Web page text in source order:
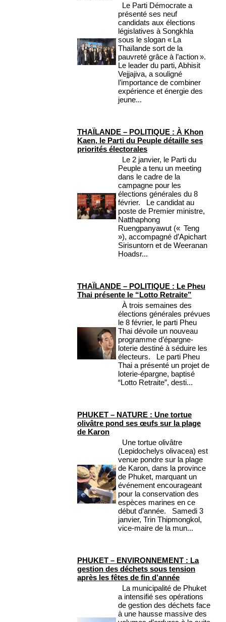
Le Parti Démocrate a
présenté ses neuf
candidats aux élections
législatives à Songkhla
sous le slogan « La
Thaïlande sort de la
pauvreté grâce à l’action ».
Le leader du parti, Abhisit
Vejjajiva, a souligné
l’importance de combiner
expérience et énergie des
jeune...
THAÏLANDE – POLITIQUE : À Khon
Kaen, le Parti du Peuple détaille ses
priorités électorales
Le 2 janvier, le Parti du
Peuple a tenu un meeting
dans le cadre de la
campagne pour les
élections générales du 8
février. Le candidat au
poste de Premier ministre,
Natthaphong
Ruengpanyawut (« Teng
»), accompagné d’Apichart
Sirisuntorn et de Weeranan
Hoadsr...
THAÏLANDE – POLITIQUE : Le Pheu
Thai présente le “Lotto Retraite”
À trois semaines des
élections générales prévues
le 8 février, le parti Pheu
Thai dévoile un nouveau
programme d’épargne-
loterie destiné à séduire les
électeurs. Le parti Pheu
Thai a présenté un projet de
loterie-épargne, baptisé
“Lotto Retraite”, desti...
PHUKET – NATURE : Une tortue
olivâtre pond ses œufs sur la plage
de Karon
Une tortue olivâtre
(Lepidochelys olivacea) est
venue pondre sur la plage
de Karon, dans la province
de Phuket, marquant un
événement encourageant
pour la conservation des
espèces marines en ce
début d’année. Samedi 3
janvier, Trin Thipmongkol,
vice-maire de la mun...
PHUKET – ENVIRONNEMENT : La
gestion des déchets sous tension
après les fêtes de fin d’année
La municipalité de Phuket
a intensifié ses opérations
de gestion des déchets face
à une hausse massive des